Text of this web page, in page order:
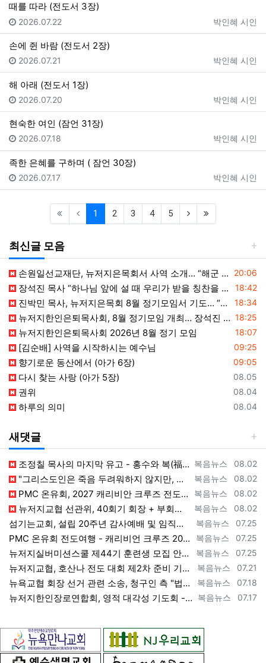
때를 따라 (전도서 3장)
등록자
박인혜 시인
등록일
2026.07.22
손에 쥔 바람 (전도서 2장)
등록자
박인혜 시인
등록일
2026.07.21
해 아래 (전도서 1장)
등록자
박인혜 시인
등록일
2026.07.20
현숙한 여인 (잠언 31장)
등록자
박인혜 시인
등록일
2026.07.18
족한 은혜를 구하며 ( 잠언 30장)
등록자
박인혜 시인
등록일
2026.07.17
1 (current)
2 3 4 5 (next)
최신글 모음
등록일
20:06
손원일선교재단, 뉴저지은목회서 사역 소개… “해군 함정마다 예배 공동체 세우는 일에 기도와 협력을”
등록일
18:42
장석진 목사 “하나님 앞에 설 때 우리가 받을 칭찬을 생각하라”
등록일
18:34
진박민 목사, 뉴저지은목회 8월 정기모임서 기도… “은목회 모든 순서 위에 하나님의 영광 나타나게 하소서”
등록일
18:25
뉴저지한인은퇴목사회, 8월 정기모임 개최… 장석진 목사 “우리가 받을 칭찬은?” 설교
등록일
18:07
뉴저지한인은퇴목사회 2026년 8월 정기 모임
등록일
09:25
[김순배] 사역을 시작하시는 예수님
등록일
09:05
향기로운 동산에서 (아가 6장)
등록일
08.05
다시 찾는 사랑 (아가 5장)
등록일
08.04
권위
등록일
08.04
하루의 의미
새댓글
등록자
복음뉴스 등록일
08.02
조정칠 목사의 마지막 유고 - 홍수와 복(福) 자(字) [2026년 8월 1일 토요일 자 뉴욕일보 기사] ==> https://www.bogeu…
등록자
복음뉴스 등록일
08.02
"그리스도인은 죽음 두려워하지 않지만, 살아 있는 동안 다른 사람의 유익 + 믿음의 진보 위해 살아야" [2026년 7월 31일 금요일 자 뉴욕…
등록자
복음뉴스 등록일
08.02
PMC 온유회, 2027 캐리비안 크루즈 전도여행 참가자 모집 [2026년 7월 31일 금요일 자 뉴욕일보 기사] ==> https://www.…
등록자
복음뉴스 등록일
08.02
뉴저지교협 선관위, 40회기 회장 + 부회장 등록 + 추천 절차 공고 --- 8월 28일 등록 마감, 9월 28일 선거 [2026년 7월 29일…
등록자
복음뉴스 등록일
07.25
섬기는교회, 설립 20주년 감사예배 및 임직식 --- "이제 더 힘차게 창공을 날자" [2026년 7월 25일 토요일 자 뉴욕일보 기사] ==>…
등록자
복음뉴스 등록일
07.25
PMC 온유회 전도여행 - 캐리비언 크루즈 2027 안내 ==> https://www.bogeumnews.com/gnu54/bbs/board.p…
등록자
복음뉴스 등록일
07.25
뉴저지실버미션스쿨 제44기 훈련생 모집 안내 ==> https://www.bogeumnews.com/gnu54/bbs/board.php?bo_t…
등록자
복음뉴스 등록일
07.21
뉴저지교협, 호산나 전도 대회 제2차 준비 기도회 --- "사람이 아니라 하나님께서 일하신다" [2026년 7월 21일 화요일 자 뉴욕일보 기사…
등록자
복음뉴스 등록일
07.18
뉴욕교협 회장 선거 관련 소송, 청구인 측 "법원 조속한 결정과 심리ㅜ 요청" [2026년 7월 18일 토요일 자 뉴욕일보 기사] ==> htt…
등록자
복음뉴스 등록일
07.17
뉴저지한인장로연합회, 영적 대각성 기도회 --- "우리의 기준은 하나님 말씀" [2026년 7월 17일 금요일 자 뉴욕일보 기사] ==> htt…